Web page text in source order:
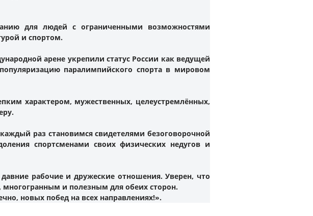
для людей с ограниченными возможностями
и спортом.
арене укрепили статус России как ведущей
паралимпийского спорта в мировом
характером, мужественных, целеустремлённых,
раз становимся свидетелями безоговорочной
спортсменами своих физических недугов и
рабочие и дружеские отношения. Уверен, что
и полезным для обеих сторон.
новых побед на всех направлениях!».